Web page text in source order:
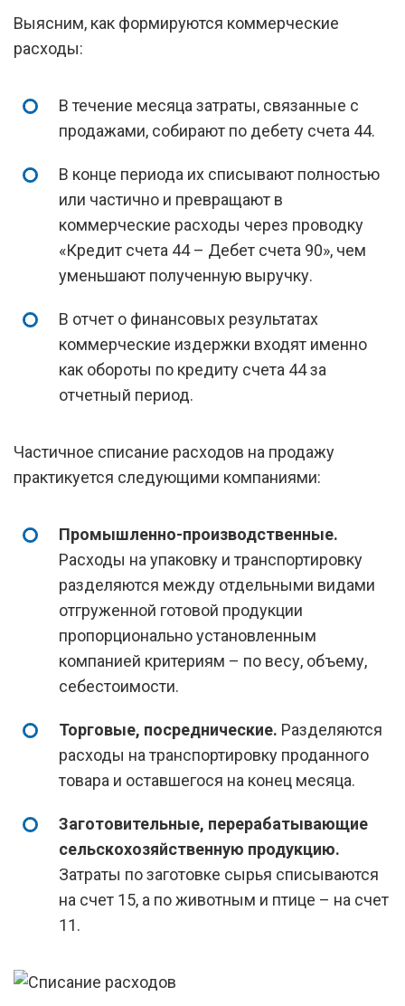
Выясним, как формируются коммерческие
расходы:
В течение месяца затраты, связанные с
продажами, собирают по дебету счета 44.
В конце периода их списывают полностью
или частично и превращают в
коммерческие расходы через проводку
«Кредит счета 44 – Дебет счета 90», чем
уменьшают полученную выручку.
В отчет о финансовых результатах
коммерческие издержки входят именно
как обороты по кредиту счета 44 за
отчетный период.
Частичное списание расходов на продажу
практикуется следующими компаниями:
Промышленно-производственные.
Расходы на упаковку и транспортировку
разделяются между отдельными видами
отгруженной готовой продукции
пропорционально установленным
компанией критериям – по весу, объему,
себестоимости.
Торговые, посреднические. Разделяются
расходы на транспортировку проданного
товара и оставшегося на конец месяца.
Заготовительные, перерабатывающие
сельскохозяйственную продукцию.
Затраты по заготовке сырья списываются
на счет 15, а по животным и птице – на счет
11.